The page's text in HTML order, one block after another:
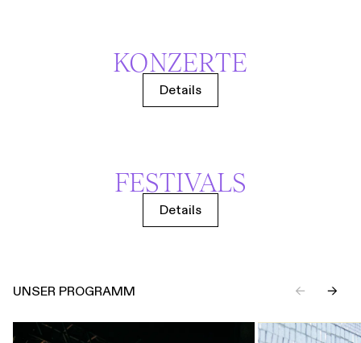
KONZERTE
Details
FESTIVALS
Details
UNSER PROGRAMM ← →